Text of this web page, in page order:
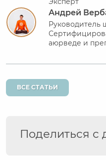
Андрей
Руководитель
аюрведе и
ВСЕ СТАТЬИ
Поделиться с